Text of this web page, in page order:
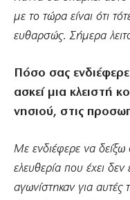
με το τώρα είναι ότι
ευθαρσώς. Σήμερα
Πόσο σας
ασκεί μια κλειστή
νησιού, στις
Με ενδιέφερε να δείξω
ελευθερία που έχει δεν
αγωνίστηκαν για αυτές